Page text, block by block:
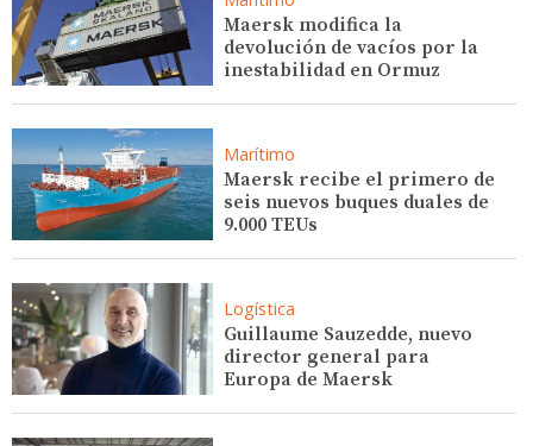
Maersk modifica la
devolución de vacíos por la
inestabilidad en Ormuz
Marítimo
Maersk recibe el primero de
seis nuevos buques duales de
9.000 TEUs
Logística
Guillaume Sauzedde, nuevo
director general para
Europa de Maersk